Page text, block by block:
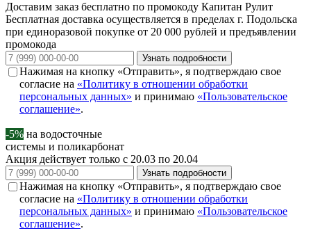
Доставим заказ бесплатно по промокоду Капитан Рулит
Бесплатная доставка осуществляется в пределах г. Подольска
при единоразовой покупке от 20 000 рублей и предъявлении
промокода
Узнать подробности
Нажимая на кнопку «Отправить», я подтверждаю свое
согласие на «Политику в отношении обработки
персональных данных» и принимаю «Пользовательское
соглашение».
-5% на водосточные
системы и поликарбонат
Акция действует только с 20.03 по 20.04
Узнать подробности
Нажимая на кнопку «Отправить», я подтверждаю свое
согласие на «Политику в отношении обработки
персональных данных» и принимаю «Пользовательское
соглашение».